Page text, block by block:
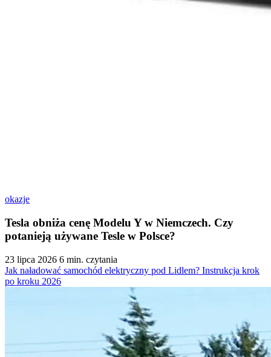
okazje
Tesla obniża cenę Modelu Y w Niemczech. Czy
potanieją używane Tesle w Polsce?
23 lipca 2026 6 min. czytania
Jak naładować samochód elektryczny pod Lidlem? Instrukcja krok
po kroku 2026